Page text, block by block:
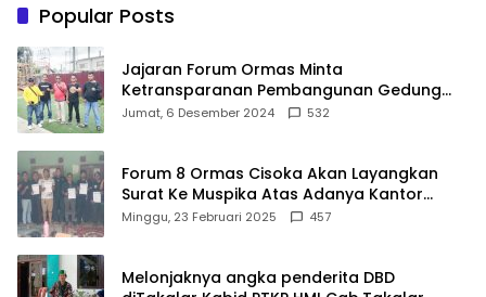
Popular Posts
Jajaran Forum Ormas Minta
Ketransparanan Pembangunan Gedung
Damkar Di Kecamatan Cisoka
Jumat, 6 Desember 2024 532
Forum 8 Ormas Cisoka Akan Layangkan
Surat Ke Muspika Atas Adanya Kantor
Matel di Cisoka
Minggu, 23 Februari 2025 457
Melonjaknya angka penderita DBD